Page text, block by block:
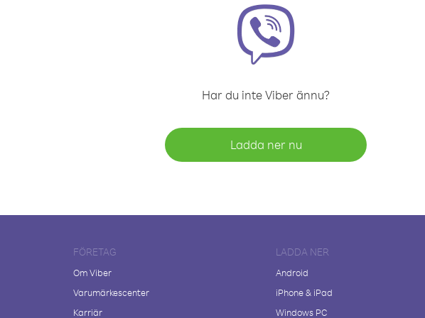
Har du inte Viber ännu?
Ladda ner nu
FÖRETAG
Om Viber
Varumärkescenter
Karriär
LADDA NER
Android
iPhone & iPad
Windows PC